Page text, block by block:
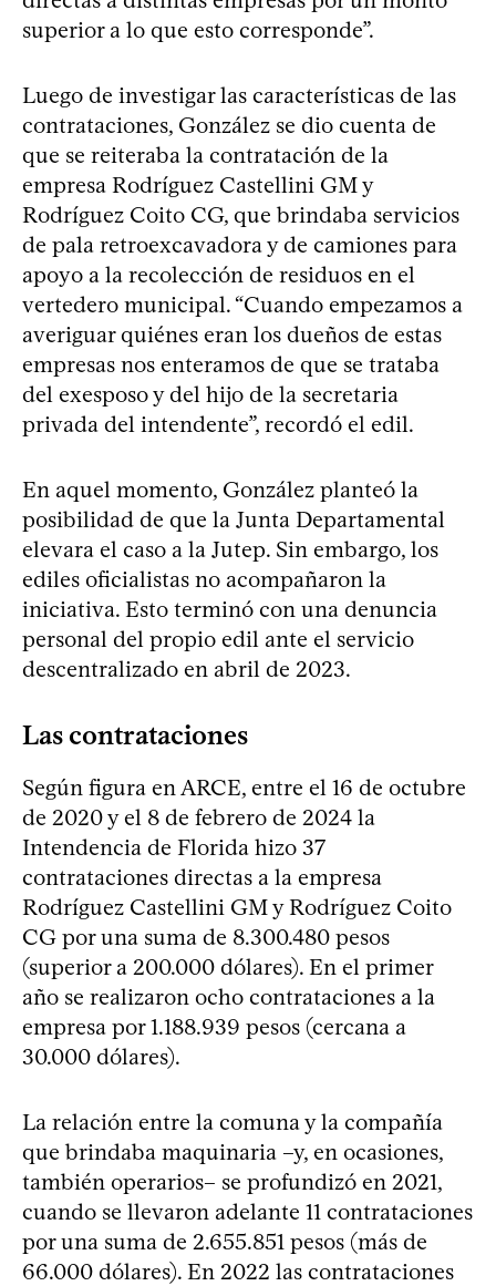
superior a lo que esto corresponde”.
Luego de investigar las características de las
contrataciones, González se dio cuenta de
que se reiteraba la contratación de la
empresa Rodríguez Castellini GM y
Rodríguez Coito CG, que brindaba servicios
de pala retroexcavadora y de camiones para
apoyo a la recolección de residuos en el
vertedero municipal. “Cuando empezamos a
averiguar quiénes eran los dueños de estas
empresas nos enteramos de que se trataba
del exesposo y del hijo de la secretaria
privada del intendente”, recordó el edil.
En aquel momento, González planteó la
posibilidad de que la Junta Departamental
elevara el caso a la Jutep. Sin embargo, los
ediles oficialistas no acompañaron la
iniciativa. Esto terminó con una denuncia
personal del propio edil ante el servicio
descentralizado en abril de 2023.
Las contrataciones
Según figura en ARCE, entre el 16 de octubre
de 2020 y el 8 de febrero de 2024 la
Intendencia de Florida hizo 37
contrataciones directas a la empresa
Rodríguez Castellini GM y Rodríguez Coito
CG por una suma de 8.300.480 pesos
(superior a 200.000 dólares). En el primer
año se realizaron ocho contrataciones a la
empresa por 1.188.939 pesos (cercana a
30.000 dólares).
La relación entre la comuna y la compañía
que brindaba maquinaria –y, en ocasiones,
también operarios– se profundizó en 2021,
cuando se llevaron adelante 11 contrataciones
por una suma de 2.655.851 pesos (más de
66.000 dólares). En 2022 las contrataciones